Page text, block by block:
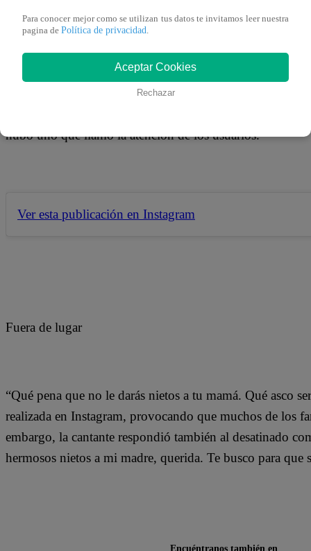
asegura son los dos grandes amores de su vida.
“Gracias a Dios mío por el privilegio de tenerlas aún
hubo uno que llamó la atención de los usuarios.
Ver esta publicación en Instagram
Fuera de lugar
“Qué pena que no le darás nietos a tu mamá. Qué asco
realizada en Instagram, provocando que muchos de los
embargo, la cantante respondió también al desatinado
hermosos nietos a mi madre, querida. Te busco para que
Para conocer mejor como se utilizan tus datos te invitamos leer nuestra
pagina de Política de privacidad.
Aceptar Cookies
Rechazar
Encuéntranos también en